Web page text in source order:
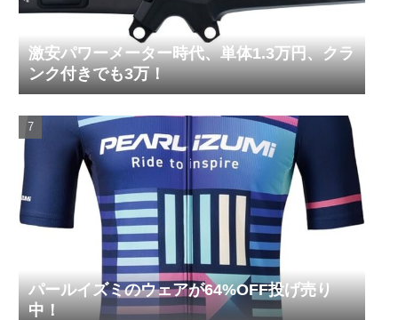
激安パワーメーター時代、単体1.3万円、クラ
ンク付きでも3万！
パールイズミのウェアが64%OFF投げ売り
中！